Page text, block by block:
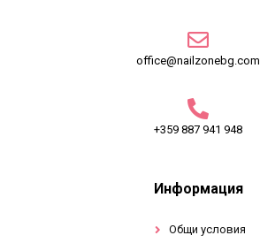
office@nailzonebg.com
+359 887 941 948
Информация
Общи условия